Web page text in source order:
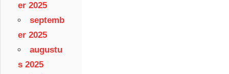
er 2025
septemb
er 2025
augustu
s 2025